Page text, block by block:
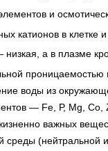
и
катионов в
низкая, а в плазме
воды из
— Fe, Р, Mg,
важных
среды